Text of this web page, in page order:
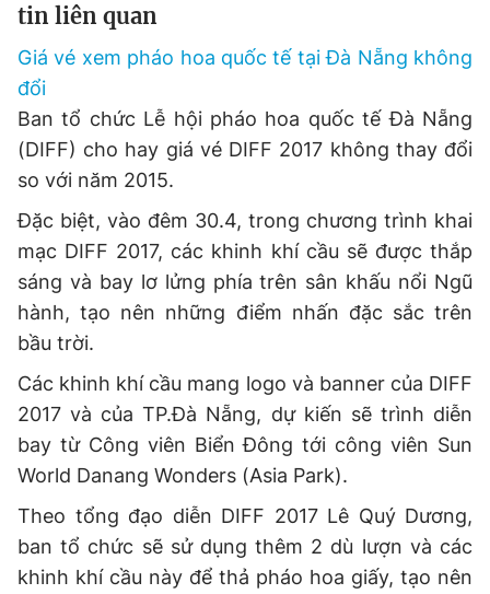
Tổng biên tập: Nguyễn Ngọc Toàn
Phó tổng biên tập thường trực: Hải Thành
Phó tổng biên tập: Lâm Hiếu Dũng
Phó tổng biên tập: Trần Việt Hưng
Tổng thư ký tòa soạn: Đức Trung
© 2003-2026 Bản quyền thuộc về Báo Thanh Niên. Cấm sao
chép dưới mọi hình thức nếu không có sự chấp thuận bằng văn
bản. Phát triển bởi ePi Technologies, JSC.
tin liên quan
Giá vé xem pháo hoa quốc tế tại Đà Nẵng không
đổi
Ban tổ chức Lễ hội pháo hoa quốc tế Đà Nẵng
(DIFF) cho hay giá vé DIFF 2017 không thay đổi
so với năm 2015.
Đặc biệt, vào đêm 30.4, trong chương trình khai
mạc DIFF 2017, các khinh khí cầu sẽ được thắp
sáng và bay lơ lửng phía trên sân khấu nổi Ngũ
hành, tạo nên những điểm nhấn đặc sắc trên
bầu trời.
Các khinh khí cầu mang logo và banner của DIFF
2017 và của TP.Đà Nẵng, dự kiến sẽ trình diễn
bay từ Công viên Biển Đông tới công viên Sun
World Danang Wonders (Asia Park).
Theo tổng đạo diễn DIFF 2017 Lê Quý Dương,
ban tổ chức sẽ sử dụng thêm 2 dù lượn và các
khinh khí cầu này để thả pháo hoa giấy, tạo nên